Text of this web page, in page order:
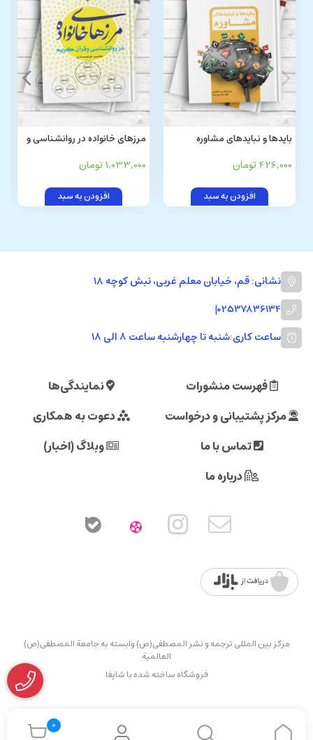
0
بایدها و نبایدهای مشاوره
426,000 تومان
افزودن به سبد
مرزهای خانواده در روانشناسی و
قرآن کریم
1,033,000 تومان
افزودن به سبد
نشانی: قم، خیابان معلم غربی، نبش کوچه 18
02537836134
|
ساعت کاری:شنبه تا چهارشنبه ساعت ۸ الی ۱۸
فهرست منشورات
نمایندگی‌ها
مرکز پشتیبانی و درخواست
دعوت به همکاری
تماس با ما
وبلاگ (اخبار)
درباره ما
مرکز بین المللی ترجمه و نشر المصطفی(ص) وابسته به جامعة المصطفی(ص)
العالمیة
فروشگاه ساخته شده با شاپفا